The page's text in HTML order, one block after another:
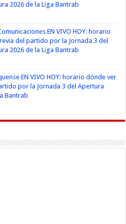
2026 de la Liga Bantrab
EN VIVO HOY: horario
del partido por la Jornada 3 del
2026 de la Liga Bantrab
EN VIVO HOY: horario dónde ver
por la Jornada 3 del Apertura
Bantrab